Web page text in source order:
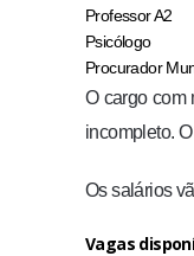
Professor A2
Psicólogo
Procurador
O cargo com
incompleto.
Os salários
Vagas